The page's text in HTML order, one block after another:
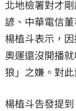
北地檢署對才
諺、中華電信
楊植斗表示，
奧運還沒開播
狼」之嫌。對
楊植斗告發提